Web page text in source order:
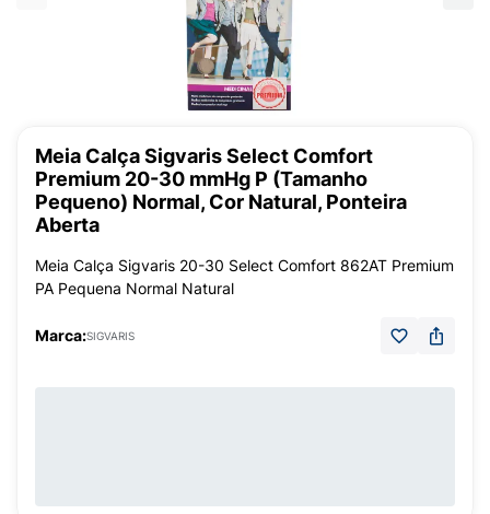
Meia Calça Sigvaris Select Comfort
Premium 20-30 mmHg P (Tamanho
Pequeno) Normal, Cor Natural, Ponteira
Aberta
Meia Calça Sigvaris 20-30 Select Comfort 862AT Premium
PA Pequena Normal Natural
Marca:SIGVARIS